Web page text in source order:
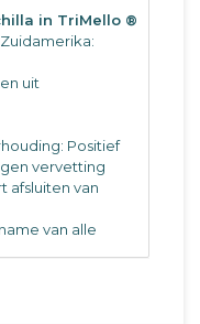
in TriMello ®
uit
Positief
vervetting
afsluiten van
van alle